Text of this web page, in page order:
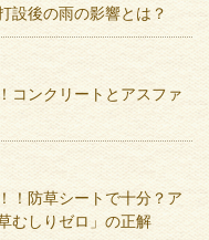
設後の雨の影響とは？
コンクリートとアスファ
！防草シートで十分？ア
むしりゼロ」の正解